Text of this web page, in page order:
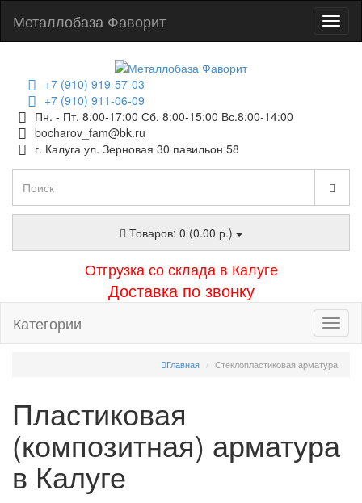
Металлобаза Фаворит
+7 (910) 919-57-03
+7 (910) 911-06-09
Пн. - Пт. 8:00-17:00 Сб. 8:00-15:00 Вс.8:00-14:00
bocharov_fam@bk.ru
г. Калуга ул. Зерновая 30 павильон 58
Товаров: 0 (0.00 р.)
Отгрузка со склада в Калуге
Доставка по звонку
Категории
Главная Стеклопластиковая арматура
Пластиковая
(композитная) арматура
в Калуге